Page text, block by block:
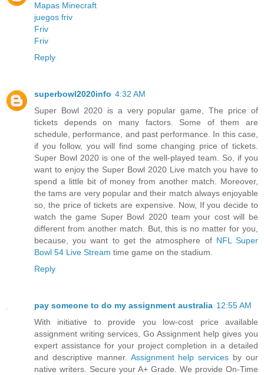
Mapas Minecraft
juegos friv
Friv
Friv
Reply
superbowl2020info 4:32 AM
Super Bowl 2020 is a very popular game, The price of
tickets depends on many factors. Some of them are
schedule, performance, and past performance. In this case,
if you follow, you will find some changing price of tickets.
Super Bowl 2020 is one of the well-played team. So, if you
want to enjoy the Super Bowl 2020 Live match you have to
spend a little bit of money from another match. Moreover,
the tams are very popular and their match always enjoyable
so, the price of tickets are expensive. Now, If you decide to
watch the game Super Bowl 2020 team your cost will be
different from another match. But, this is no matter for you,
because, you want to get the atmosphere of NFL Super
Bowl 54 Live Stream time game on the stadium.
Reply
pay someone to do my assignment australia 12:55 AM
With initiative to provide you low-cost price available
assignment writing services, Go Assignment help gives you
expert assistance for your project completion in a detailed
and descriptive manner. Assignment help services by our
native writers. Secure your A+ Grade. We provide On-Time